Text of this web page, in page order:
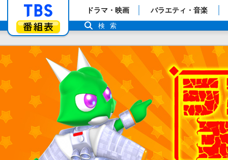
「TBSテレビ」トップページ
番組表
ドラマ・映画 バラエティ・音楽
検索